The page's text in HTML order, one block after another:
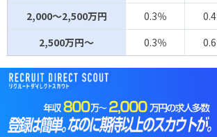
2,000～2,500万円
0.3％
2,500万円～
0.3％
出典： 令和6年分民間給与実態統計調査｜国税庁
年収1100万円を実現する方法